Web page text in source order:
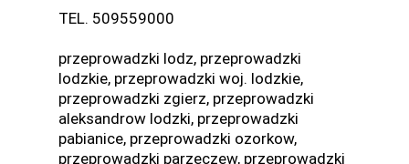
TEL. 509559000
przeprowadzki lodz, przeprowadzki
lodzkie, przeprowadzki woj. lodzkie,
przeprowadzki zgierz, przeprowadzki
aleksandrow lodzki, przeprowadzki
pabianice, przeprowadzki ozorkow,
przeprowadzki parzeczew, przeprowadzki